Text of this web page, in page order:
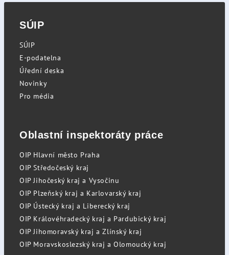
SÚIP
SÚIP
E-podatelna
Úřední deska
Novinky
Pro média
Oblastní inspektoráty práce
OIP Hlavní město Praha
OIP Středočeský kraj
OIP Jihočeský kraj a Vysočinu
OIP Plzeňský kraj a Karlovarský kraj
OIP Ústecký kraj a Liberecký kraj
OIP Královéhradecký kraj a Pardubický kraj
OIP Jihomoravský kraj a Zlínský kraj
OIP Moravskoslezský kraj a Olomoucký kraj